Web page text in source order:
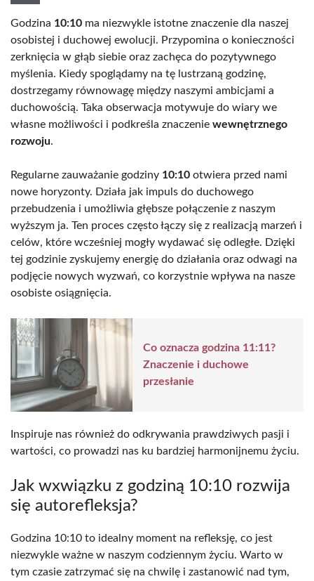
Godzina 10:10 ma niezwykle istotne znaczenie dla naszej
osobistej i duchowej ewolucji. Przypomina o konieczności
zerknięcia w głąb siebie oraz zachęca do pozytywnego
myślenia. Kiedy spoglądamy na tę lustrzaną godzinę,
dostrzegamy równowagę między naszymi ambicjami a
duchowością. Taka obserwacja motywuje do wiary we
własne możliwości i podkreśla znaczenie wewnętrznego
rozwoju.
Regularne zauważanie godziny 10:10 otwiera przed nami
nowe horyzonty. Działa jak impuls do duchowego
przebudzenia i umożliwia głębsze połączenie z naszym
wyższym ja. Ten proces często łączy się z realizacją marzeń i
celów, które wcześniej mogły wydawać się odległe. Dzięki
tej godzinie zyskujemy energię do działania oraz odwagi na
podjęcie nowych wyzwań, co korzystnie wpływa na nasze
osobiste osiągnięcia.
Co oznacza godzina 11:11?
Znaczenie i duchowe
przesłanie
Inspiruje nas również do odkrywania prawdziwych pasji i
wartości, co prowadzi nas ku bardziej harmonijnemu życiu.
Jak wxwiązku z godziną 10:10 rozwija
się autorefleksja?
Godzina 10:10 to idealny moment na refleksję, co jest
niezwykle ważne w naszym codziennym życiu. Warto w
tym czasie zatrzymać się na chwilę i zastanowić nad tym,